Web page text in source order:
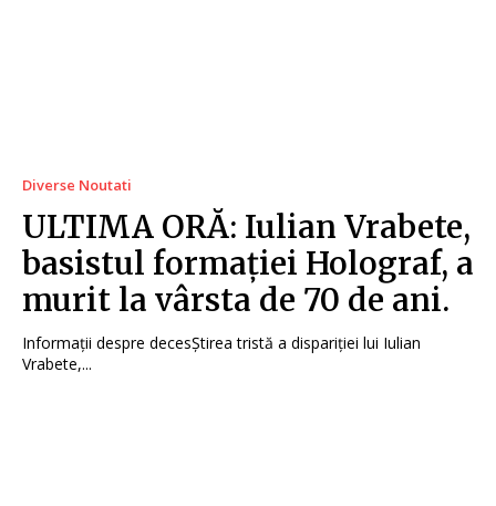
Diverse Noutati
ULTIMA ORĂ: Iulian Vrabete,
basistul formației Holograf, a
murit la vârsta de 70 de ani.
Informații despre decesȘtirea tristă a dispariției lui Iulian
Vrabete,...